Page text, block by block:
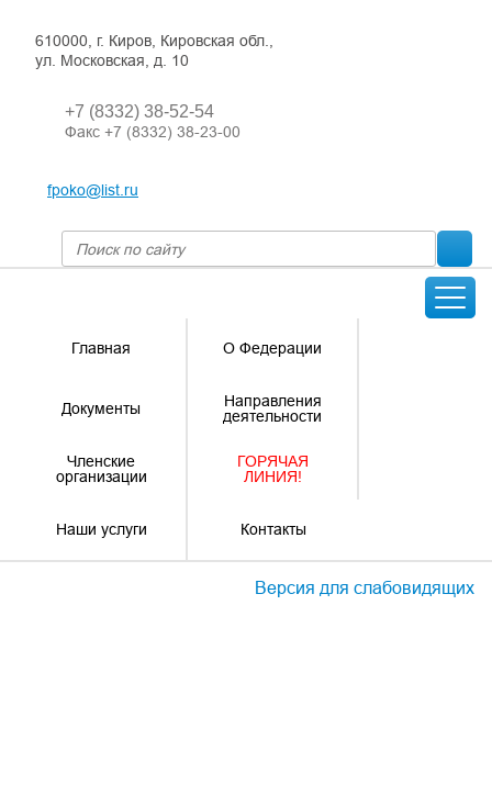
610000, г. Киров, Кировская обл.,
ул. Московская, д. 10
+7 (8332) 38-52-54
Факс +7 (8332) 38-23-00
fpoko@list.ru
Главная О Федерации
Документы
Направления
деятельности
Членские
организации
ГОРЯЧАЯ
ЛИНИЯ!
Наши услуги Контакты
Версия для слабовидящих